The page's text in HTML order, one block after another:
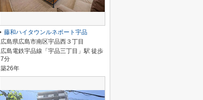
藤和ハイタウンルネポート宇品
広島県広島市南区宇品西３丁目
広島電鉄宇品線「宇品三丁目」駅 徒歩
7分
築26年